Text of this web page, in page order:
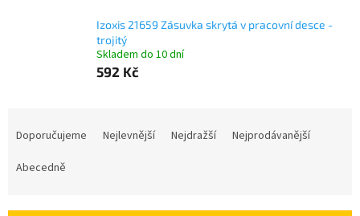
Izoxis 21659 Zásuvka skrytá v pracovní desce -
trojitý
Skladem do 10 dní
592 Kč
Doporučujeme Nejlevnější Nejdražší
Nejprodávanější
Abecedně